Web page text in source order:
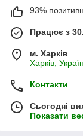
93%
Працює з
м. Харків
Харків,
Контакти
Сьогодні
Показати